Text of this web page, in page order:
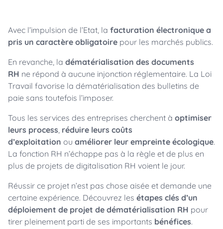
Avec l’impulsion de l’Etat, la facturation électronique a
pris un caractère obligatoire pour les marchés publics.
En revanche, la dématérialisation des documents
RH ne répond à aucune injonction réglementaire. La Loi
Travail favorise la dématérialisation des bulletins de
paie sans toutefois l’imposer.
Tous les services des entreprises cherchent à optimiser
leurs process, réduire leurs coûts
d’exploitation ou améliorer leur empreinte écologique.
La fonction RH n’échappe pas à la règle et de plus en
plus de projets de digitalisation RH voient le jour.
Réussir ce projet n’est pas chose aisée et demande une
certaine expérience. Découvrez les étapes clés d’un
déploiement de projet de dématérialisation RH pour
tirer pleinement parti de ses importants bénéfices.